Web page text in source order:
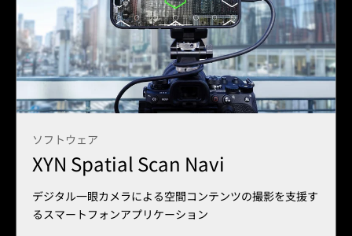
ソフトウェア
XYN Spatial Scan Navi
デジタル一眼カメラによる空間コンテンツの撮影を支援す
るスマートフォンアプリケーション